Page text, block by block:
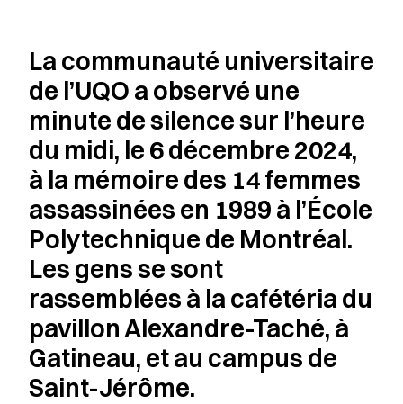
La communauté universitaire
de l’UQO a observé une
minute de silence sur l’heure
du midi, le 6 décembre 2024,
à la mémoire des 14 femmes
assassinées en 1989 à l’École
Polytechnique de Montréal.
Les gens se sont
rassemblées à la cafétéria du
pavillon Alexandre-Taché, à
Gatineau, et au campus de
Saint-Jérôme.